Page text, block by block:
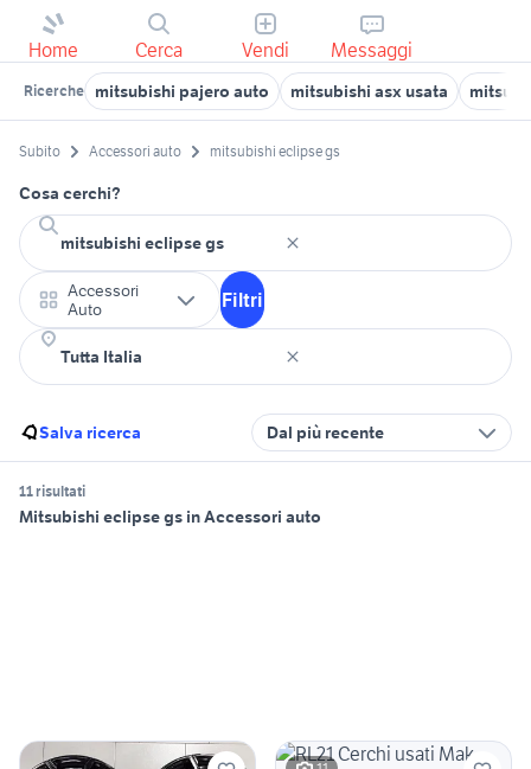
Home Cerca Vendi Messaggi
Ricerche mitsubishi pajero auto mitsubishi asx usata
Subito Accessori auto mitsubishi eclipse gs
Cosa cerchi?
Accessori
Auto
Filtri
Salva ricerca Dal più recente
11 risultati
Mitsubishi eclipse gs in Accessori auto